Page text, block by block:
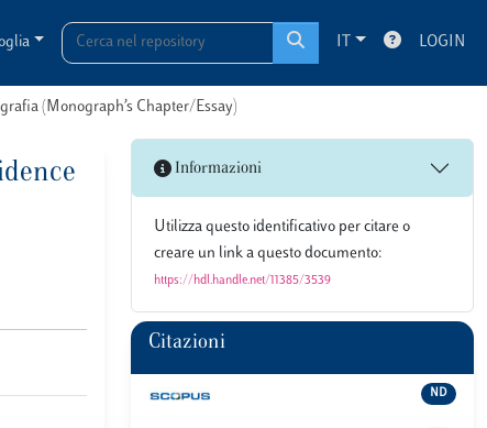
IT LOGIN
(Monograph’s Chapter/Essay)
Informazioni
Utilizza questo identificativo per citare o
creare un link a questo documento:
https://hdl.handle.net/11385/3539
Citazioni
ND